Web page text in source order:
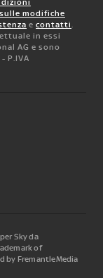
modifiche
e contatti.
in essi
AG e sono
P.IVA
Sky da
of
by FremantleMedia